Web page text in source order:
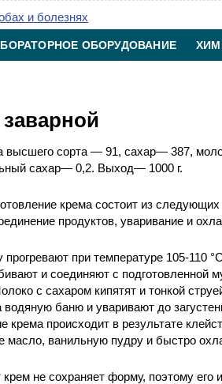
ОБОРУДОВАНИЕ
высшего сорта — 91, сахар— 387,
сахар— 0,2. Выход— 1000 г.
крема состоит из
продуктов, уваривание и
прогревают при температуре 105-110
и соединяют с
с сахаром кипятят и тонкой
водяную баню и уваривают до
крема происходит в результате
масло, ванильную пудру и быстро
крем не сохраняет форму, поэтому его